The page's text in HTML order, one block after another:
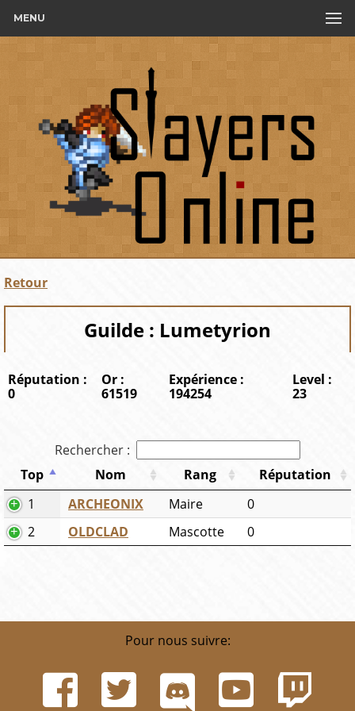
MENU
Retour
Guilde : Lumetyrion
Réputation :
0
Or :
61519
Expérience :
194254
Level :
23
Rechercher :
Top
Nom Rang
Réputation
1
ARCHEONIX Maire
0
2
OLDCLAD Mascotte 0
Pour nous suivre: